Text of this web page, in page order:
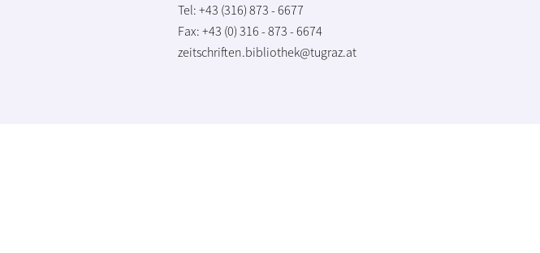
Tel: +43 (316) 873 - 6677
Fax: +43 (0) 316 - 873 - 6674
zeitschriften.bibliothek@tugraz.at